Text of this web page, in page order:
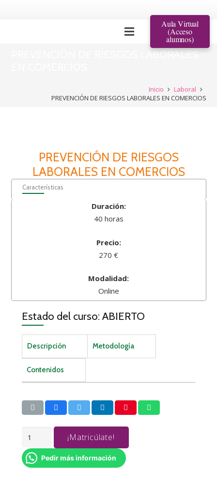
Aula Virtual
(Acceso
alumnos)
PREVENCIÓN DE RIESGOS LABORALES
Inicio
Laboral
PREVENCIÓN DE RIESGOS LABORALES EN COMERCIOS
PREVENCIÓN DE RIESGOS
LABORALES EN COMERCIOS
Características
Duración:
40 horas
Precio:
270 €
Modalidad:
Online
Estado del curso: ABIERTO
Descripción Metodología
Contenidos
PREVENCIÓN
RIESGOS
LABORALES
¡Matricúlate!
Pedir más información